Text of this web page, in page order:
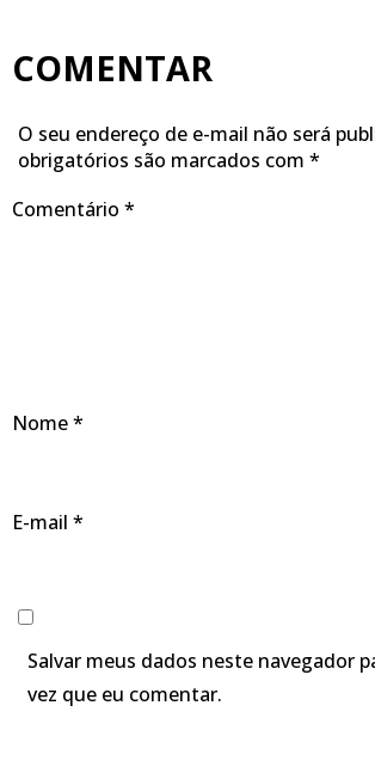
COMENTAR
O seu endereço de e-mail não será
obrigatórios são marcados com *
Comentário *
Nome*
E-mail *
Salvar meus dados neste navegador
vez que eu comentar.